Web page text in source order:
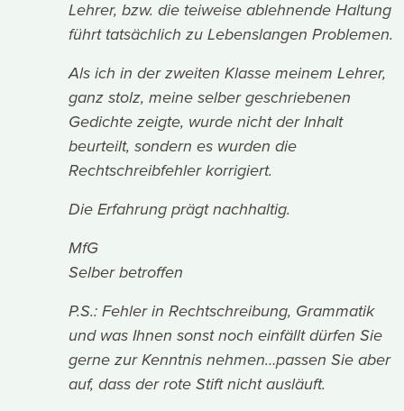
Lehrer, bzw. die teiweise ablehnende Haltung
führt tatsächlich zu Lebenslangen Problemen.
Als ich in der zweiten Klasse meinem Lehrer,
ganz stolz, meine selber geschriebenen
Gedichte zeigte, wurde nicht der Inhalt
beurteilt, sondern es wurden die
Rechtschreibfehler korrigiert.
Die Erfahrung prägt nachhaltig.
MfG
Selber betroffen
P.S.: Fehler in Rechtschreibung, Grammatik
und was Ihnen sonst noch einfällt dürfen Sie
gerne zur Kenntnis nehmen…passen Sie aber
auf, dass der rote Stift nicht ausläuft.